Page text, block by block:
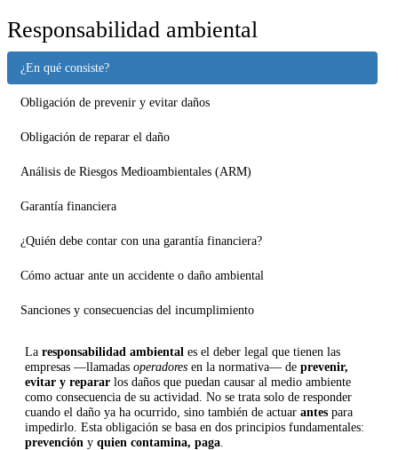
Responsabilidad ambiental
¿En qué consiste?
Obligación de prevenir y evitar daños
Obligación de reparar el daño
Análisis de Riesgos Medioambientales (ARM)
Garantía financiera
¿Quién debe contar con una garantía financiera?
Cómo actuar ante un accidente o daño ambiental
Sanciones y consecuencias del incumplimiento
La responsabilidad ambiental es el deber legal que tienen las
empresas —llamadas operadores en la normativa— de prevenir,
evitar y reparar los daños que puedan causar al medio ambiente
como consecuencia de su actividad. No se trata solo de responder
cuando el daño ya ha ocurrido, sino también de actuar antes para
impedirlo. Esta obligación se basa en dos principios fundamentales:
prevención y quien contamina, paga